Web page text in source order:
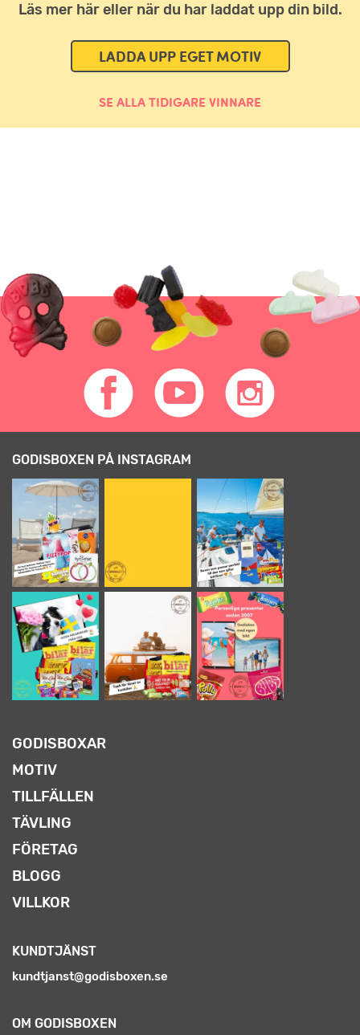
Läs mer här eller när du har laddat upp din bild.
LADDA UPP EGET MOTIV
SE ALLA TIDIGARE VINNARE
GODISBOXEN PÅ INSTAGRAM
GODISBOXAR
MOTIV
TILLFÄLLEN
TÄVLING
FÖRETAG
BLOGG
VILLKOR
KUNDTJÄNST
kundtjanst@godisboxen.se
OM GODISBOXEN